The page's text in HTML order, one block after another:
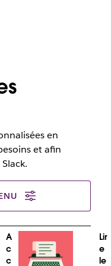
en
et afin
A
c
c
s
Lir
e
le